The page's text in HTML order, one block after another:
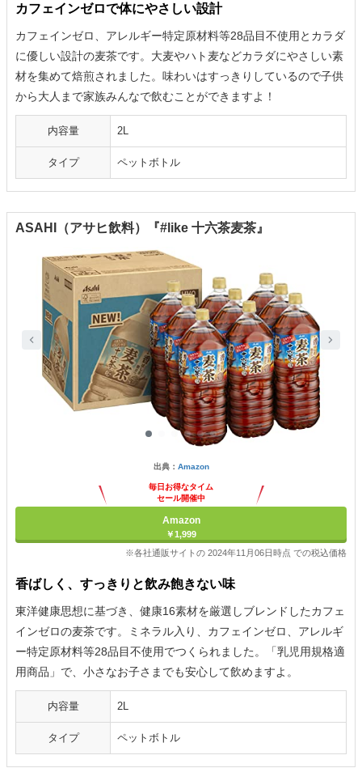
カフェインゼロで体にやさしい設計
カフェインゼロ、アレルギー特定原材料等28品目不使用とカラダ
に優しい設計の麦茶です。大麦やハト麦などカラダにやさしい素
材を集めて焙煎されました。味わいはすっきりしているので子供
から大人まで家族みんなで飲むことができますよ！
内容量 2L
タイプ ペットボトル
ASAHI（アサヒ飲料）『#like 十六茶麦茶』
出典： Amazon
毎日お得なタイム
セール開催中
Amazon
￥1,999
※各社通販サイトの 2024年11月06日時点 での税込価格
香ばしく、すっきりと飲み飽きない味
東洋健康思想に基づき、健康16素材を厳選しブレンドしたカフェ
インゼロの麦茶です。ミネラル入り、カフェインゼロ、アレルギ
ー特定原材料等28品目不使用でつくられました。「乳児用規格適
用商品」で、小さなお子さまでも安心して飲めますよ。
内容量 2L
タイプ ペットボトル